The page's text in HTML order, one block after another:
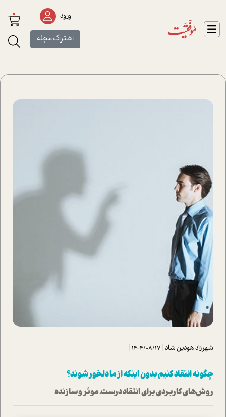
ورود
اشتراک مجله
0
شهرزاد هودین شاد|
1404/08/17
|
چگونه انتقاد کنیم بدون اینکه از ما دلخور شوند؟
روش‌های کاربردی برای انتقاد درست، موثر و سازنده